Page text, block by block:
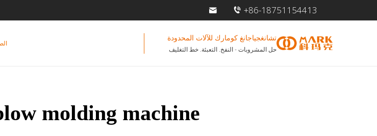
+86-18751154413
تشانغجياجانغ كومارك للآلات المحدودة
حل المشروبات - النفخ. التعبئة. خط التغليف
molding machine